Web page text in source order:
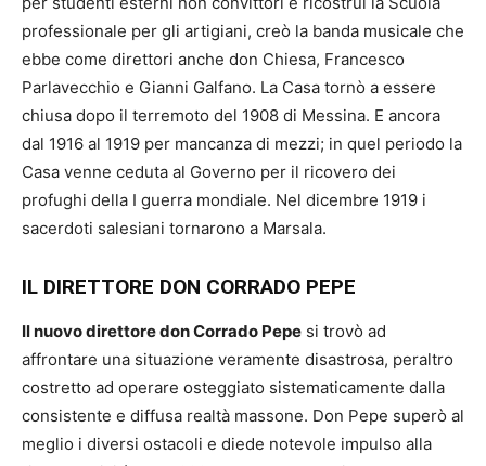
professionale per gli artigiani, creò la banda musicale che
ebbe come direttori anche don Chiesa, Francesco
Parlavecchio e Gianni Galfano. La Casa tornò a essere
chiusa dopo il terremoto del 1908 di Messina. E ancora
dal 1916 al 1919 per mancanza di mezzi; in quel periodo la
Casa venne ceduta al Governo per il ricovero dei
profughi della I guerra mondiale. Nel dicembre 1919 i
sacerdoti salesiani tornarono a Marsala.
IL DIRETTORE DON CORRADO PEPE
Il nuovo direttore don Corrado Pepe si trovò ad
affrontare una situazione veramente disastrosa, peraltro
costretto ad operare osteggiato sistematicamente dalla
consistente e diffusa realtà massone. Don Pepe superò al
meglio i diversi ostacoli e diede notevole impulso alla